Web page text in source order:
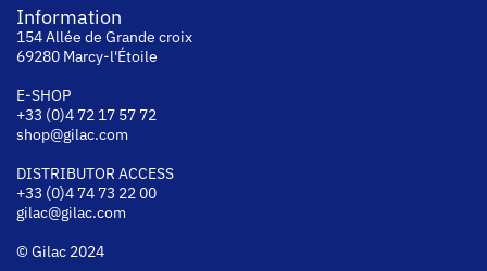
Information
154 Allée de Grande croix
69280 Marcy-l'Étoile
E-SHOP
+33 (0)4 72 17 57 72
shop@gilac.com
DISTRIBUTOR ACCESS
+33 (0)4 74 73 22 00
gilac@gilac.com
© Gilac 2024